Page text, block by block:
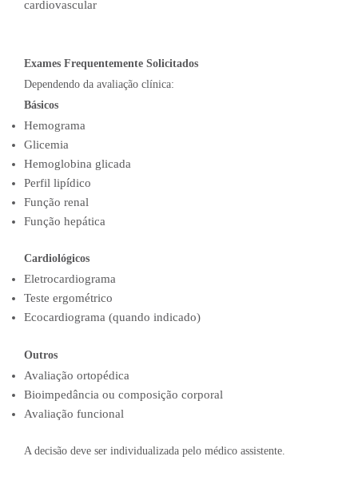
cardiovascular
Exames Frequentemente Solicitados
Dependendo da avaliação clínica:
Básicos
Hemograma
Glicemia
Hemoglobina glicada
Perfil lipídico
Função renal
Função hepática
Cardiológicos
Eletrocardiograma
Teste ergométrico
Ecocardiograma (quando indicado)
Outros
Avaliação ortopédica
Bioimpedância ou composição corporal
Avaliação funcional
A decisão deve ser individualizada pelo médico assistente.